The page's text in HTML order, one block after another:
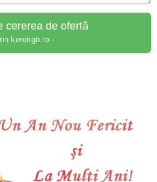
cererea de ofertă
kerengo.ro -